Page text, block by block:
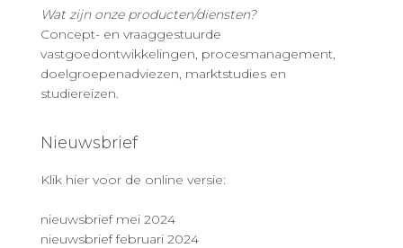
Wat zijn onze producten/diensten?
Concept- en vraaggestuurde
vastgoedontwikkelingen, procesmanagement,
doelgroepenadviezen, marktstudies en
studiereizen.
Nieuwsbrief
Klik hier voor de online versie:
nieuwsbrief mei 2024
nieuwsbrief februari 2024